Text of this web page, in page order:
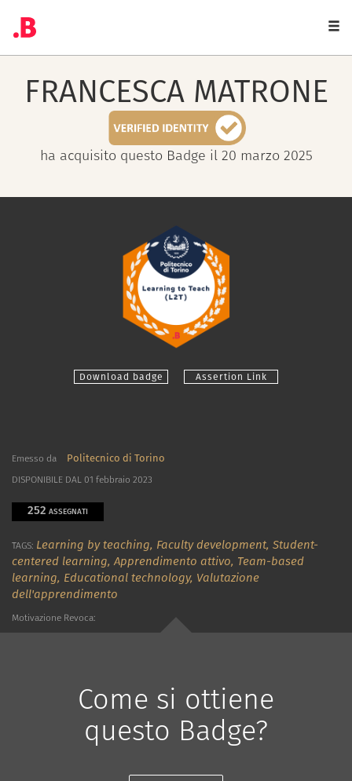
FRANCESCA MATRONE
ha acquisito questo Badge il 20 marzo 2025
Download badge Assertion Link
Emesso da Politecnico di Torino
DISPONIBILE DAL 01 febbraio 2023
252 ASSEGNATI
TAGS: Learning by teaching, Faculty development, Student-
centered learning,Apprendimento attivo, Team-based
learning, Educational technology, Valutazione
dell'apprendimento
Motivazione Revoca:
Come si ottiene
questo Badge?